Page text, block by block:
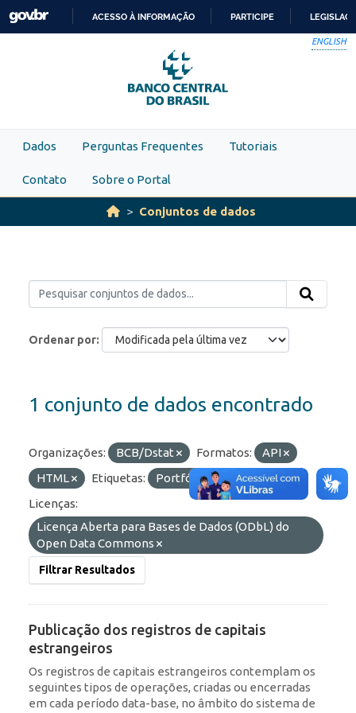
Skip to main content
PARA
O
CONTEÚDO
ACESSO À INFORMAÇÃO PARTICIPE
ENGLISH
Dados Perguntas Frequentes Tutoriais
Contato Sobre o Portal
Conjuntos de dados
Ordenar por
1 conjunto de dados encontrado
Organizações: BCB/Dstat Formatos:
API
HTML
Etiquetas: Portfólio
RDE
Licenças:
Licença Aberta para Bases de Dados (ODbL) do
Open Data Commons
Filtrar Resultados
Publicação dos registros de capitais
estrangeiros
Os registros de capitais estrangeiros contemplam os
seguintes tipos de operações, criadas ou encerradas
em cada período data-base, no âmbito do sistema de